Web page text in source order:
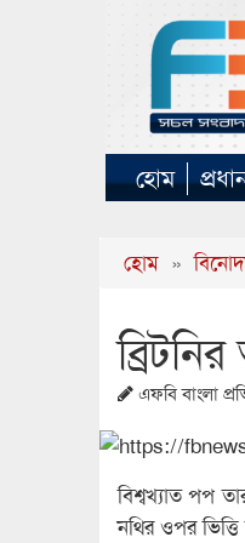
হোম
হোম »
এফবি বাংলা
বিশ্বখ্যাত পপ
নথির ওপর